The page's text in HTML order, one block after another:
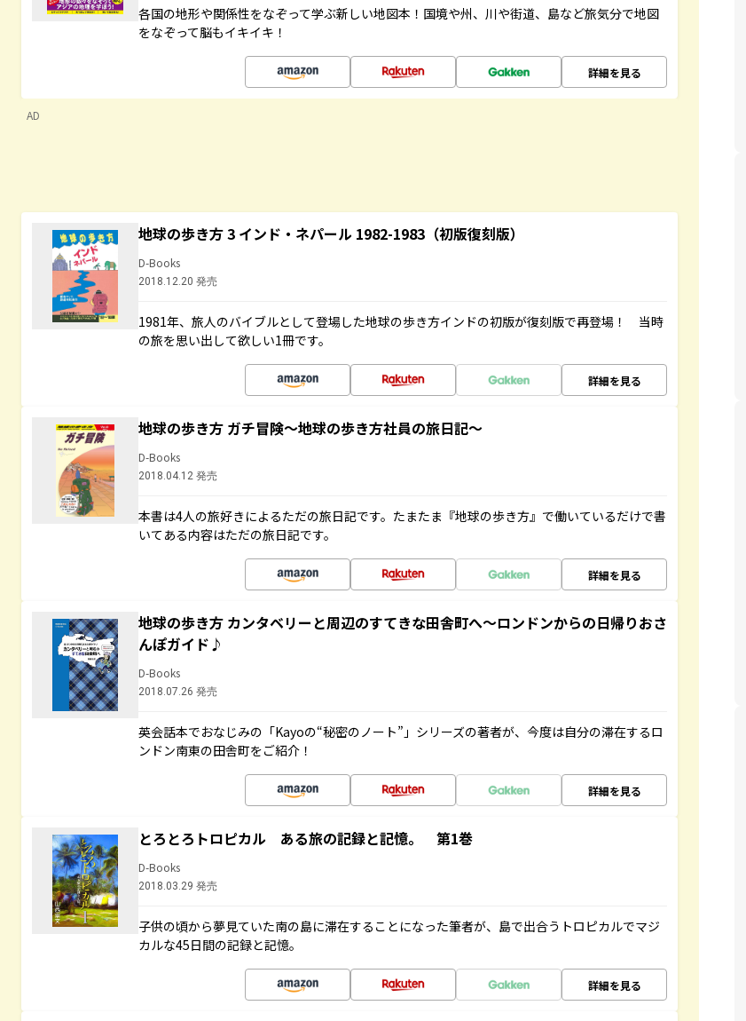
各国の地形や関係性をなぞって学ぶ新しい地図本！国境や州、川や街道、島など旅気分で地図
をなぞって脳もイキイキ！
詳細を見る
AD
地球の歩き方 3 インド・ネパール 1982-1983（初版復刻版）
D-Books
2018.12.20 発売
1981年、旅人のバイブルとして登場した地球の歩き方インドの初版が復刻版で再登場！ 当時
の旅を思い出して欲しい1冊です。
詳細を見る
地球の歩き方 ガチ冒険～地球の歩き方社員の旅日記～
D-Books
2018.04.12 発売
本書は4人の旅好きによるただの旅日記です。たまたま『地球の歩き方』で働いているだけで書
いてある内容はただの旅日記です。
詳細を見る
地球の歩き方 カンタベリーと周辺のすてきな田舎町へ～ロンドンからの日帰りおさ
んぽガイド♪
D-Books
2018.07.26 発売
英会話本でおなじみの「Kayoの“秘密のノート”」シリーズの著者が、今度は自分の滞在するロ
ンドン南東の田舎町をご紹介！
詳細を見る
とろとろトロピカル ある旅の記録と記憶。 第1巻
D-Books
2018.03.29 発売
子供の頃から夢見ていた南の島に滞在することになった筆者が、島で出合うトロピカルでマジ
カルな45日間の記録と記憶。
詳細を見る